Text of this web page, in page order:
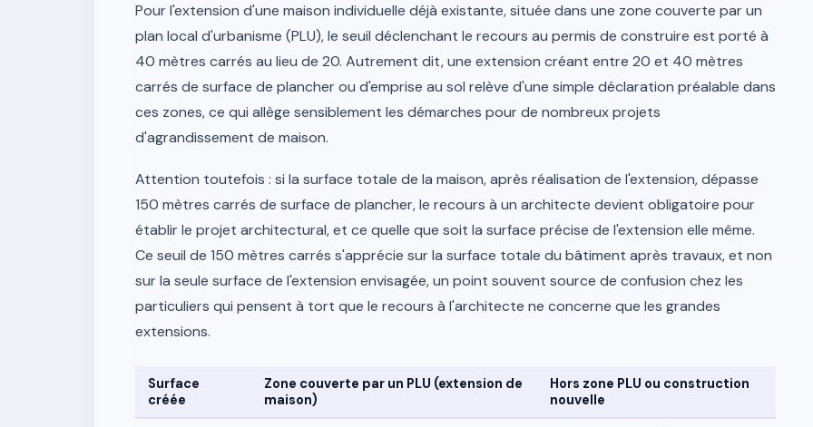
Pour l'extension d'une maison individuelle déjà existante, située dans une zone couverte par un
plan local d'urbanisme (PLU), le seuil déclenchant le recours au permis de construire est porté à
40 mètres carrés au lieu de 20. Autrement dit, une extension créant entre 20 et 40 mètres
carrés de surface de plancher ou d'emprise au sol relève d'une simple déclaration préalable dans
ces zones, ce qui allège sensiblement les démarches pour de nombreux projets
d'agrandissement de maison.
Attention toutefois : si la surface totale de la maison, après réalisation de l'extension, dépasse
150 mètres carrés de surface de plancher, le recours à un architecte devient obligatoire pour
établir le projet architectural, et ce quelle que soit la surface précise de l'extension elle même.
Ce seuil de 150 mètres carrés s'apprécie sur la surface totale du bâtiment après travaux, et non
sur la seule surface de l'extension envisagée, un point souvent source de confusion chez les
particuliers qui pensent à tort que le recours à l'architecte ne concerne que les grandes
extensions.
Surface
créée
Zone couverte par un PLU (extension de
maison)
Hors zone PLU ou construction
nouvelle